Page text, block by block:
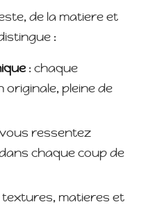
de la matiere et
:
: chaque
pleine de
ressentez
chaque coup de
textures, matieres et